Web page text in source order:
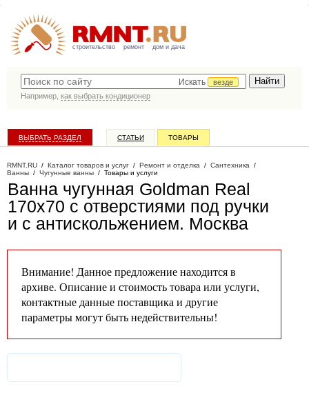
строительство ремонт дом и дача
Искать
везде
Например, как выбрать кондиционер
ВЫБРАТЬ РАЗДЕЛ СТАТЬИ ТОВАРЫ
RMNT.RU / Каталог товаров и услуг / Ремонт и отделка / Сантехника /
Ванны / Чугунные ванны / Товары и услуги
Ванна чугунная Goldman Real
170х70 с отверстиями под ручки
и с антискольжением. Москва
Внимание! Данное предложение находится в
архиве. Описание и стоимость товара или услуги,
контактные данные поставщика и другие
параметры могут быть недействительны!